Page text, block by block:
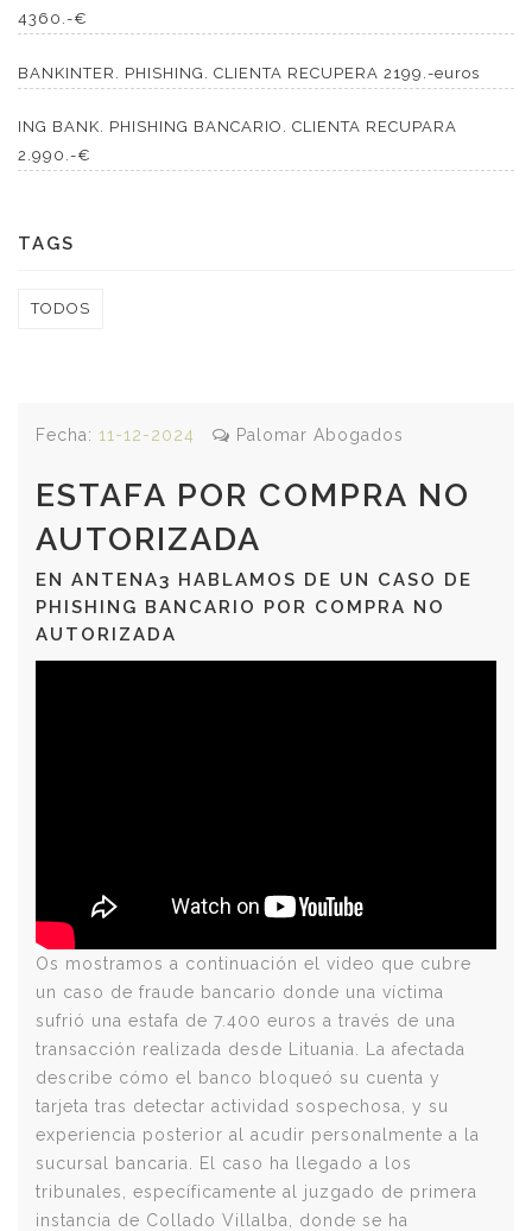
4360.-€
BANKINTER. PHISHING. CLIENTA RECUPERA 2199.-euros
ING BANK. PHISHING BANCARIO. CLIENTA RECUPARA
2.990.-€
TAGS
TODOS
Fecha: 11-12-2024 Palomar Abogados
ESTAFA POR COMPRA NO
AUTORIZADA
EN ANTENA3 HABLAMOS DE UN CASO DE
PHISHING BANCARIO POR COMPRA NO
AUTORIZADA
Os mostramos a continuación el video que cubre
un caso de fraude bancario donde una víctima
sufrió una estafa de 7.400 euros a través de una
transacción realizada desde Lituania. La afectada
describe cómo el banco bloqueó su cuenta y
tarjeta tras detectar actividad sospechosa, y su
experiencia posterior al acudir personalmente a la
sucursal bancaria. El caso ha llegado a los
tribunales, específicamente al juzgado de primera
instancia de Collado Villalba, donde se ha